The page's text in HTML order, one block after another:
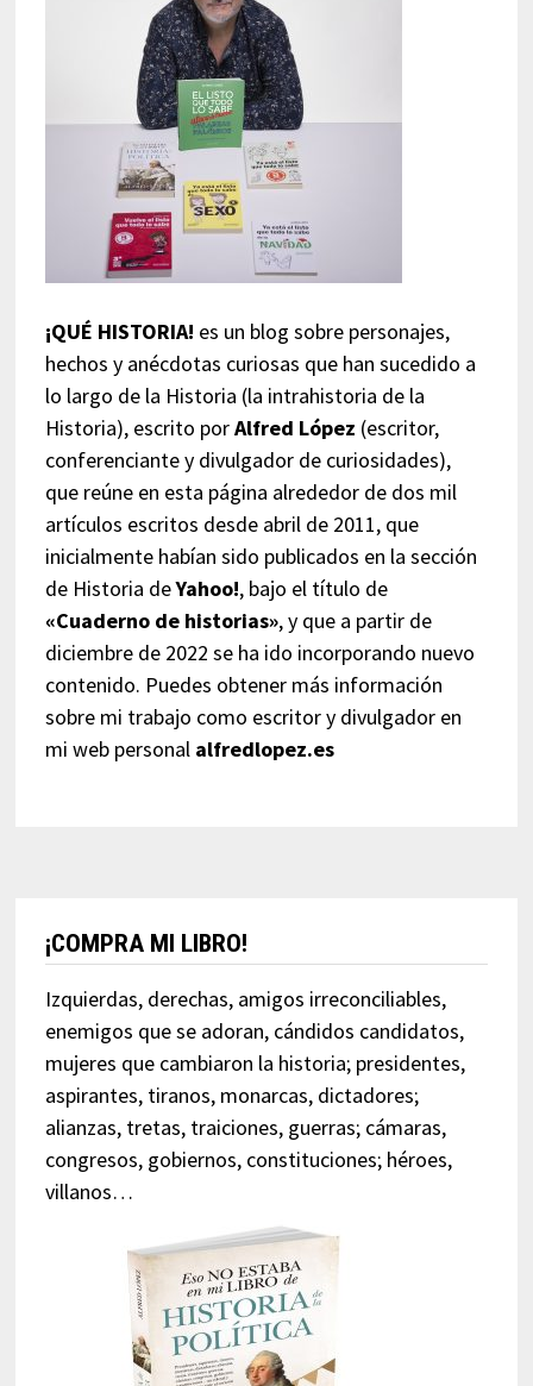
¡QUÉ HISTORIA! es un blog sobre personajes,
hechos y anécdotas curiosas que han sucedido a
lo largo de la Historia (la intrahistoria de la
Historia), escrito porAlfred López (escritor,
conferenciante y divulgador de curiosidades),
que reúne en esta página alrededor de dos mil
artículos escritos desde abril de 2011, que
inicialmente habían sido publicados en la sección
de Historia deYahoo!, bajo el título de
«Cuaderno de historias», y que a partir de
diciembre de 2022 se ha ido incorporando nuevo
contenido. Puedes obtener más información
sobre mi trabajo como escritor y divulgador en
mi web personal alfredlopez.es
¡COMPRA MI LIBRO!
Izquierdas, derechas, amigos irreconciliables,
enemigos que se adoran, cándidos candidatos,
mujeres que cambiaron la historia; presidentes,
aspirantes, tiranos, monarcas, dictadores;
alianzas, tretas, traiciones, guerras; cámaras,
congresos, gobiernos, constituciones; héroes,
villanos…